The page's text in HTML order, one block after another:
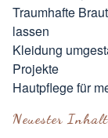
Traumhafte
lassen
Kleidung
Projekte
Hautpflege für
Neuester Inhalt